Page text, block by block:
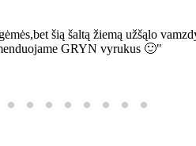
šią šaltą žiemą užšąlo
GRYN vyrukus 🙂"